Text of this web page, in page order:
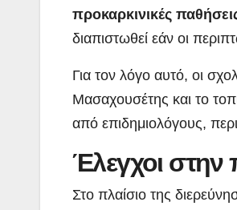
προκαρκινικές
διαπιστωθεί εάν οι
Για τον λόγο αυτό, οι
Μασαχουσέτης και το
από επιδημιολόγους,
Έλεγχοι στην
Στο πλαίσιο της